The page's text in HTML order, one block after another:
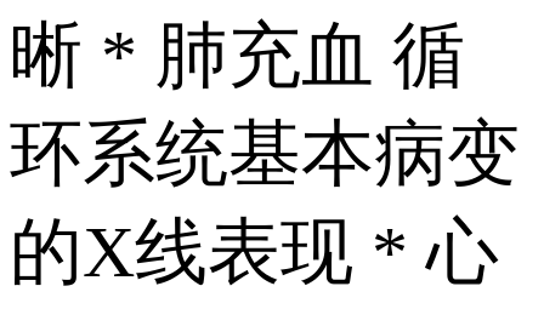
晰 * 肺充血 循
环系统基本病变
的X线表现 * 心